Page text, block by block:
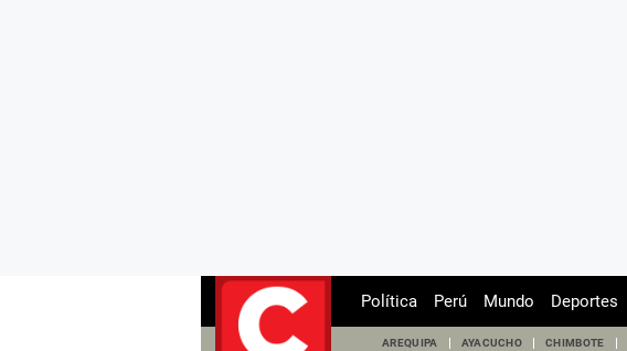
Política Perú Mundo Deportes
AREQUIPA AYACUCHO CHIMBOTE